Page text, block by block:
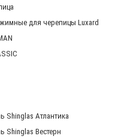
для черепицы Luxard
Shinglas Атлантика
Shinglas Вестерн